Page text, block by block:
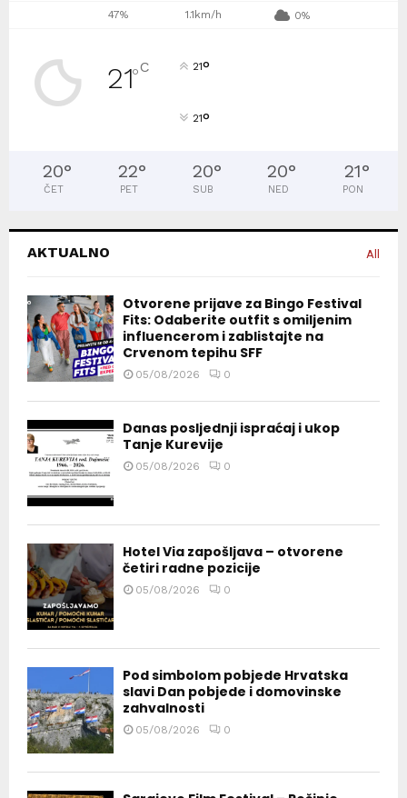
47% 1.1km/h 0%
21°C 21°
21°
20°
ČET
22°
PET
20°
SUB
20°
NED
21°
PON
AKTUALNO All
Otvorene prijave za Bingo Festival
Fits: Odaberite outfit s omiljenim
influencerom i zablistajte na
Crvenom tepihu SFF
05/08/2026 0
Danas posljednji ispraćaj i ukop
Tanje Kurevije
05/08/2026 0
Hotel Via zapošljava – otvorene
četiri radne pozicije
05/08/2026 0
Pod simbolom pobjede Hrvatska
slavi Dan pobjede i domovinske
zahvalnosti
05/08/2026 0